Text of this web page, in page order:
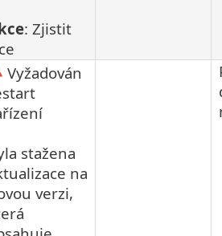
: Zjistit
Vyžadován
stažena
na
verzi,